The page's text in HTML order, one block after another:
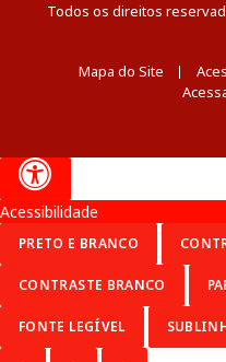
Todos os direitos
Mapa do Site
Acessibilidade
PRETO E BRANCO
CONTRASTE BRANCO
FONTE LEGÍVEL